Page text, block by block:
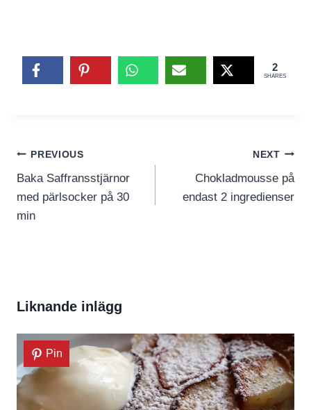
2
SHARES
Inläggsnavigering
PREVIOUS
Baka Saffransstjärnor
med pärlsocker på 30
min
NEXT
Chokladmousse på
endast 2 ingredienser
Liknande inlägg
Pin